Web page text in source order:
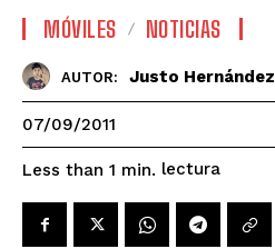
MÓVILES NOTICIAS
AUTOR: Justo Hernández
07/09/2011
Less than 1 min. lectura